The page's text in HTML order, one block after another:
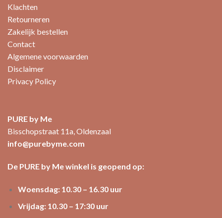
Klachten
Retourneren
Zakelijk bestellen
Contact
Algemene voorwaarden
Disclaimer
Privacy Policy
PURE by Me
Bisschopstraat 11a, Oldenzaal
info@purebyme.com
De PURE by Me winkel is geopend op:
Woensdag: 10.30 – 16.30 uur
Vrijdag: 10.30 – 17:30 uur